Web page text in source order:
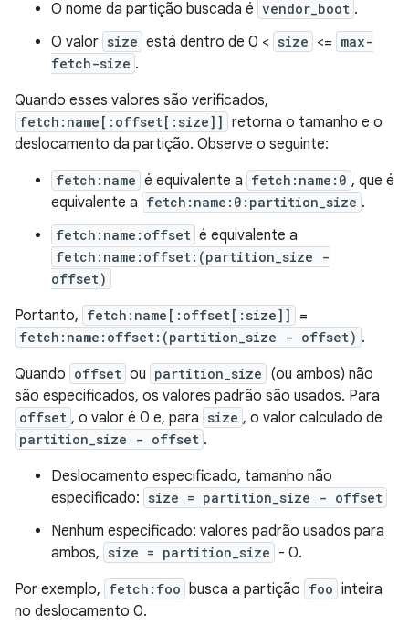
O nome da partição buscada é vendor_boot .
O valor size está dentro de 0 < size <= max-
fetch-size .
Quando esses valores são verificados,
fetch:name[:offset[:size]] retorna o tamanho e o
deslocamento da partição. Observe o seguinte:
fetch:name é equivalente a fetch:name:0 , que é
equivalente a fetch:name:0:partition_size .
fetch:name:offset é equivalente a
fetch:name:offset:(partition_size -
offset)
Portanto, fetch:name[:offset[:size]] =
fetch:name:offset:(partition_size - offset) .
Quando offset ou partition_size (ou ambos) não
são especificados, os valores padrão são usados. Para
offset , o valor é 0 e, para size , o valor calculado de
partition_size - offset .
Deslocamento especificado, tamanho não
especificado: size = partition_size - offset
Nenhum especificado: valores padrão usados para
ambos, size = partition_size - 0.
Por exemplo, fetch:foo busca a partição foo inteira
no deslocamento 0.